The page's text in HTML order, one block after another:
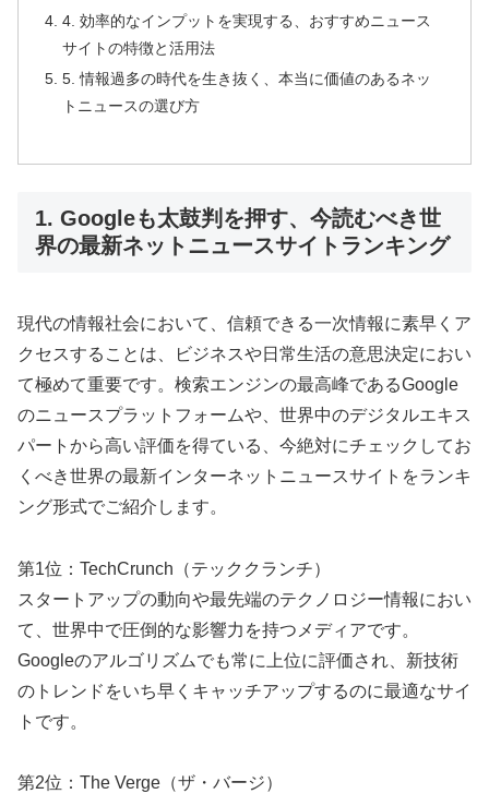
4. 効率的なインプットを実現する、おすすめニュース
サイトの特徴と活用法
5. 情報過多の時代を生き抜く、本当に価値のあるネッ
トニュースの選び方
1. Googleも太鼓判を押す、今読むべき世
界の最新ネットニュースサイトランキング
現代の情報社会において、信頼できる一次情報に素早くア
クセスすることは、ビジネスや日常生活の意思決定におい
て極めて重要です。検索エンジンの最高峰であるGoogle
のニュースプラットフォームや、世界中のデジタルエキス
パートから高い評価を得ている、今絶対にチェックしてお
くべき世界の最新インターネットニュースサイトをランキ
ング形式でご紹介します。
第1位：TechCrunch（テッククランチ）
スタートアップの動向や最先端のテクノロジー情報におい
て、世界中で圧倒的な影響力を持つメディアです。
Googleのアルゴリズムでも常に上位に評価され、新技術
のトレンドをいち早くキャッチアップするのに最適なサイ
トです。
第2位：The Verge（ザ・バージ）